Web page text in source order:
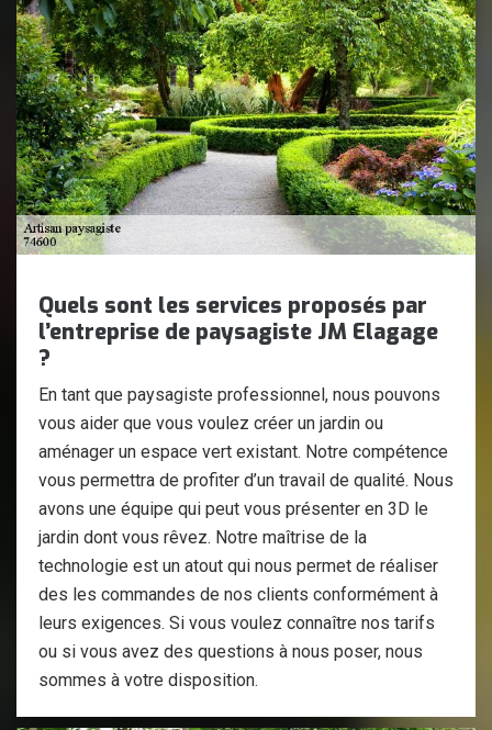
Quels sont les services proposés par
l’entreprise de paysagiste JM Elagage
?
En tant que paysagiste professionnel, nous pouvons
vous aider que vous voulez créer un jardin ou
aménager un espace vert existant. Notre compétence
vous permettra de profiter d’un travail de qualité. Nous
avons une équipe qui peut vous présenter en 3D le
jardin dont vous rêvez. Notre maîtrise de la
technologie est un atout qui nous permet de réaliser
des les commandes de nos clients conformément à
leurs exigences. Si vous voulez connaître nos tarifs
ou si vous avez des questions à nous poser, nous
sommes à votre disposition.